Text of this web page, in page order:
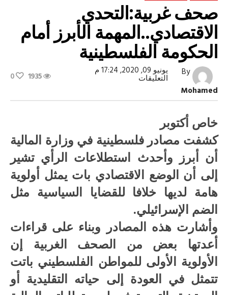
صحف غربية:التحدي
الاقتصادي..المهمة الأبرز أمام
الحكومة الفلسطينية
By
Mohamed
يونيو 09, 2020, 17:24 م
التعليقاتعلى
الاقتصادي..المهمة
الفلسطينية
مغلقة
1935
0
خاص أكتوبر
كشفت مصادر فلسطينية في وزارة المالية
أن أبرز وأحدث استطلاعات الرأي تشير
إلى أن الوضع الاقتصادي بات يمثل أولوية
هامة لديها خلافا للقضايا السياسية مثل
الضم الإسرائيلي.
وأشارت هذه المصادر وبناء على قراءات
أعدتها بعض من الصحف الغربية إن
الأولوية الأولى للمواطن الفلسطيني باتت
تتمثل في العودة إلى حياته التقليدية أو